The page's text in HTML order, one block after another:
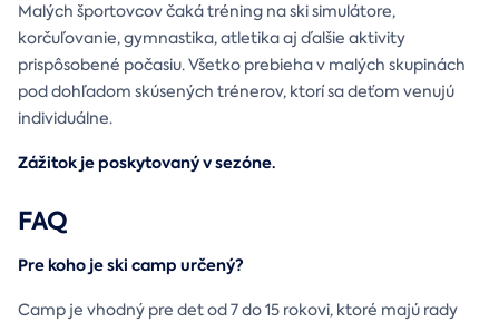
Malých športovcov čaká tréning na ski simulátore,
korčuľovanie, gymnastika, atletika aj ďalšie aktivity
prispôsobené počasiu. Všetko prebieha v malých skupinách
pod dohľadom skúsených trénerov, ktorí sa deťom venujú
individuálne.
Zážitok je poskytovaný v sezóne.
FAQ
Pre koho je ski camp určený?
Camp je vhodný pre det od 7 do 15 rokovi, ktoré majú rady